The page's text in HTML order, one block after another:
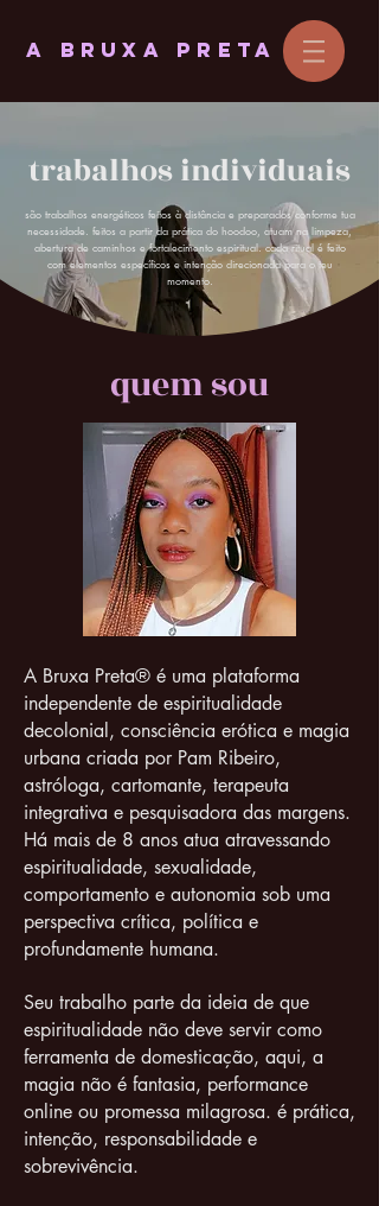
A BRUXA PRETA
trabalhos individuais
são trabalhos energéticos feitos à distância e preparados conforme tua
necessidade. feitos a partir da prática do hoodoo, atuam na limpeza,
abertura de caminhos e fortalecimento espiritual. cada ritual é feito
com elementos específicos e intenção direcionada para o teu
momento.
quem sou
A Bruxa Preta® é uma plataforma
independente de espiritualidade
decolonial, consciência erótica e magia
urbana criada por Pam Ribeiro,
astróloga, cartomante, terapeuta
integrativa e pesquisadora das margens.
Há mais de 8 anos atua atravessando
espiritualidade, sexualidade,
comportamento e autonomia sob uma
perspectiva crítica, política e
profundamente humana.
Seu trabalho parte da ideia de que
espiritualidade não deve servir como
ferramenta de domesticação, aqui, a
magia não é fantasia, performance
online ou promessa milagrosa. é prática,
intenção, responsabilidade e
sobrevivência.